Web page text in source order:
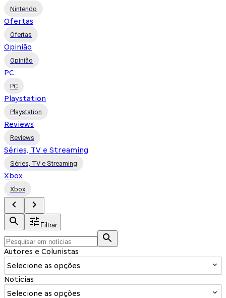
Nintendo
Ofertas
Ofertas
Opinião
Opinião
PC
PC
Playstation
Playstation
Reviews
Reviews
Séries, TV e Streaming
Séries, TV e Streaming
Xbox
Xbox
Filtrar
Autores e Colunistas
Selecione as opções
Notícias
Selecione as opções